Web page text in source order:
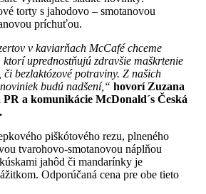
torty s jahodovo – smotanovou
príchuťou.
v kaviarňach McCafé chceme
uprednostňujú zdravšie maškrtenie
bezlaktózové potraviny. Z našich
budú nadšení,“ hovorí Zuzana
a komunikácie McDonald´s Česká
piškótového rezu, plneného
tvarohovo-smotanovou náplňou
jahôd či mandarínky je
Odporúčaná cena pre obe tieto